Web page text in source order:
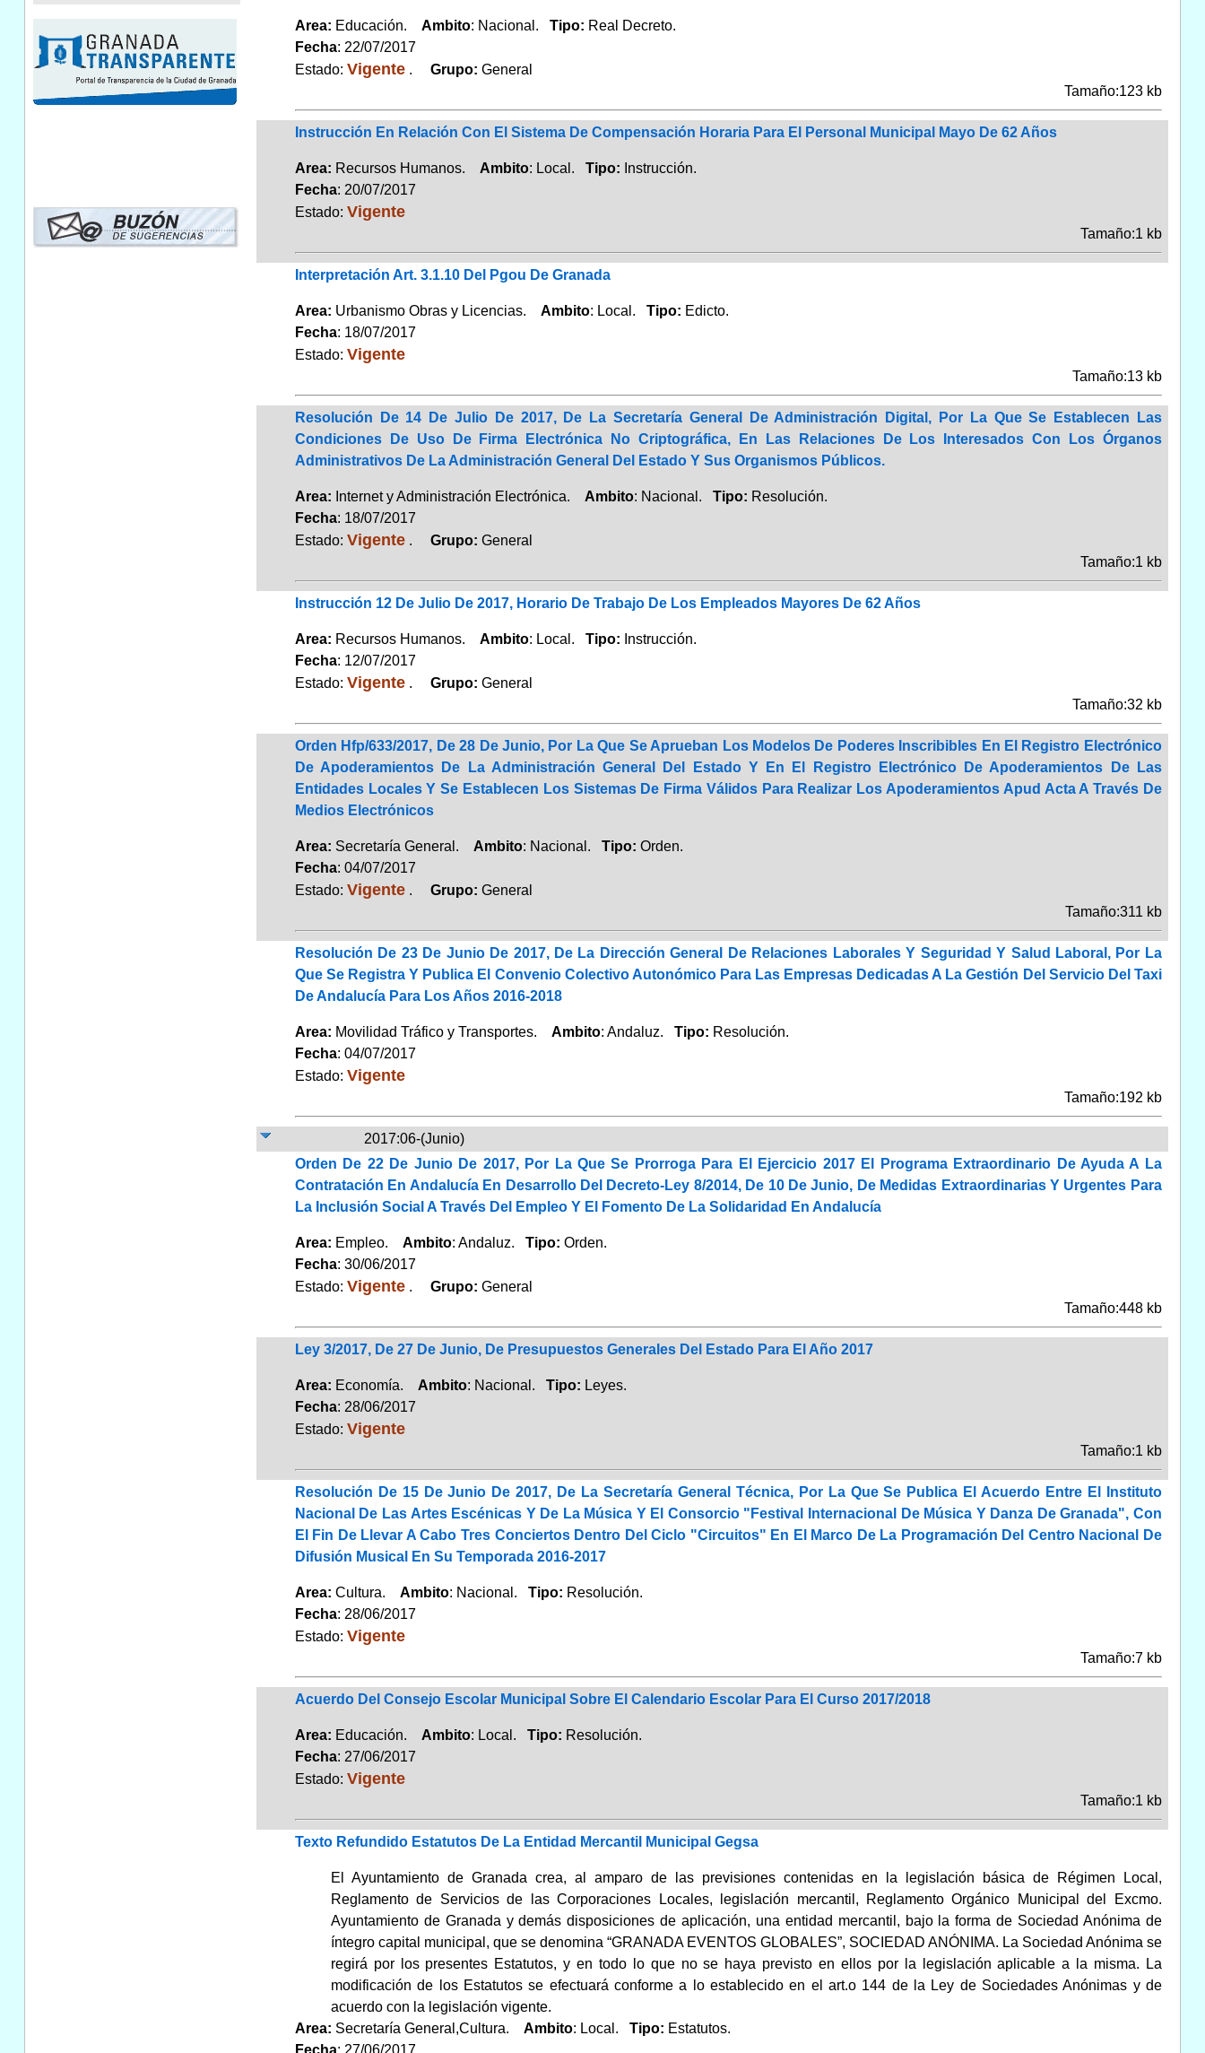
Area: Educación. Ambito: Nacional. Tipo: Real Decreto.
Fecha: 22/07/2017
Estado: Vigente. Grupo: General
Tamaño:123 kb
Instrucción En Relación Con El Sistema De Compensación Horaria Para El Personal Municipal Mayo De 62 Años
Area: Recursos Humanos. Ambito: Local. Tipo: Instrucción.
Fecha: 20/07/2017
Estado: Vigente
Tamaño:1 kb
Interpretación Art. 3.1.10 Del Pgou De Granada
Area: Urbanismo Obras y Licencias. Ambito: Local. Tipo: Edicto.
Fecha: 18/07/2017
Estado: Vigente
Tamaño:13 kb
Resolución De 14 De Julio De 2017, De La Secretaría General De Administración Digital, Por La Que Se Establecen Las
Condiciones De Uso De Firma Electrónica No Criptográfica, En Las Relaciones De Los Interesados Con Los Órganos
Administrativos De La Administración General Del Estado Y Sus Organismos Públicos.
Area: Internet y Administración Electrónica. Ambito: Nacional. Tipo: Resolución.
Fecha: 18/07/2017
Estado: Vigente. Grupo: General
Tamaño:1 kb
Instrucción 12 De Julio De 2017, Horario De Trabajo De Los Empleados Mayores De 62 Años
Area: Recursos Humanos. Ambito: Local. Tipo: Instrucción.
Fecha: 12/07/2017
Estado: Vigente. Grupo: General
Tamaño:32 kb
Orden Hfp/633/2017, De 28 De Junio, Por La Que Se Aprueban Los Modelos De Poderes Inscribibles En El Registro Electrónico
De Apoderamientos De La Administración General Del Estado Y En El Registro Electrónico De Apoderamientos De Las
Entidades Locales Y Se Establecen Los Sistemas De Firma Válidos Para Realizar Los Apoderamientos Apud Acta A Través De
Medios Electrónicos
Area: Secretaría General. Ambito: Nacional. Tipo: Orden.
Fecha: 04/07/2017
Estado: Vigente. Grupo: General
Tamaño:311 kb
Resolución De 23 De Junio De 2017, De La Dirección General De Relaciones Laborales Y Seguridad Y Salud Laboral, Por La
Que Se Registra Y Publica El Convenio Colectivo Autonómico Para Las Empresas Dedicadas A La Gestión Del Servicio Del Taxi
De Andalucía Para Los Años 2016-2018
Area: Movilidad Tráfico y Transportes. Ambito: Andaluz. Tipo: Resolución.
Fecha: 04/07/2017
Estado: Vigente
Tamaño:192 kb
2017:06-(Junio)
Orden De 22 De Junio De 2017, Por La Que Se Prorroga Para El Ejercicio 2017 El Programa Extraordinario De Ayuda A La
Contratación En Andalucía En Desarrollo Del Decreto-Ley 8/2014, De 10 De Junio, De Medidas Extraordinarias Y Urgentes Para
La Inclusión Social A Través Del Empleo Y El Fomento De La Solidaridad En Andalucía
Area: Empleo. Ambito: Andaluz. Tipo: Orden.
Fecha: 30/06/2017
Estado: Vigente. Grupo: General
Tamaño:448 kb
Ley 3/2017, De 27 De Junio, De Presupuestos Generales Del Estado Para El Año 2017
Area: Economía. Ambito: Nacional. Tipo: Leyes.
Fecha: 28/06/2017
Estado: Vigente
Tamaño:1 kb
Resolución De 15 De Junio De 2017, De La Secretaría General Técnica, Por La Que Se Publica El Acuerdo Entre El Instituto
Nacional De Las Artes Escénicas Y De La Música Y El Consorcio "Festival Internacional De Música Y Danza De Granada", Con
El Fin De Llevar A Cabo Tres Conciertos Dentro Del Ciclo "Circuitos" En El Marco De La Programación Del Centro Nacional De
Difusión Musical En Su Temporada 2016-2017
Area: Cultura. Ambito: Nacional. Tipo: Resolución.
Fecha: 28/06/2017
Estado: Vigente
Tamaño:7 kb
Acuerdo Del Consejo Escolar Municipal Sobre El Calendario Escolar Para El Curso 2017/2018
Area: Educación. Ambito: Local. Tipo: Resolución.
Fecha: 27/06/2017
Estado: Vigente
Tamaño:1 kb
Texto Refundido Estatutos De La Entidad Mercantil Municipal Gegsa
El Ayuntamiento de Granada crea, al amparo de las previsiones contenidas en la legislación básica de Régimen Local,
Reglamento de Servicios de las Corporaciones Locales, legislación mercantil, Reglamento Orgánico Municipal del Excmo.
Ayuntamiento de Granada y demás disposiciones de aplicación, una entidad mercantil, bajo la forma de Sociedad Anónima de
íntegro capital municipal, que se denomina “GRANADA EVENTOS GLOBALES”, SOCIEDAD ANÓNIMA. La Sociedad Anónima se
regirá por los presentes Estatutos, y en todo lo que no se haya previsto en ellos por la legislación aplicable a la misma. La
modificación de los Estatutos se efectuará conforme a lo establecido en el art.o 144 de la Ley de Sociedades Anónimas y de
acuerdo con la legislación vigente.
Area: Secretaría General,Cultura. Ambito: Local. Tipo: Estatutos.
Fecha: 27/06/2017